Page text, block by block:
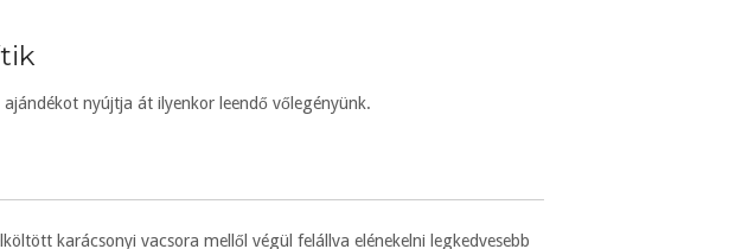
nyújtja át ilyenkor leendő vőlegényünk.
karácsonyi vacsora mellől végül felállva elénekelni legkedvesebb